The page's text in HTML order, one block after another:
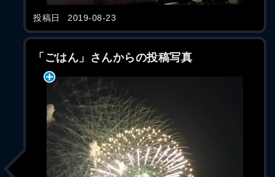
投稿日 2019-08-23
「ごはん」さんからの投稿写真